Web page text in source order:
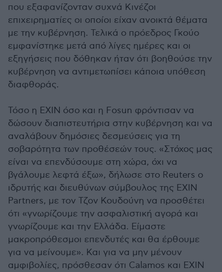
που εξαφανίζονταν συχνά Κινέζοι
επιχειρηματίες οι οποίοι είχαν ανοικτά θέματα
με την κυβέρνηση. Τελικά ο πρόεδρος Γκούο
εμφανίστηκε μετά από λίγες ημέρες και οι
εξηγήσεις που δόθηκαν ήταν ότι βοηθούσε την
κυβέρνηση να αντιμετωπίσει κάποια υπόθεση
διαφθοράς.
Τόσο η ΕΧΙΝ όσο και η Fosun φρόντισαν να
δώσουν διαπιστευτήρια στην κυβέρνηση και να
αναλάβουν δημόσιες δεσμεύσεις για τη
σοβαρότητα των προθέσεών τους. «Στόχος μας
είναι να επενδύσουμε στη χώρα, όχι να
βγάλουμε λεφτά έξω», δήλωσε στο Reuters ο
ιδρυτής και διευθύνων σύμβουλος της EXIN
Partners, με τον Τζον Κουδούνη να προσθέτει
ότι «γνωρίζουμε την ασφαλιστική αγορά και
γνωρίζουμε και την Ελλάδα. Είμαστε
μακροπρόθεσμοι επενδυτές και θα έρθουμε
για να μείνουμε». Και για να μην μένουν
αμφιβολίες, πρόσθεσαν ότι Calamos και EXIN